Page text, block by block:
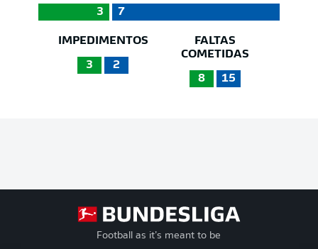
3 7
IMPEDIMENTOS
3 2
FALTAS
COMETIDAS
8 15
Football as it’s meant to be